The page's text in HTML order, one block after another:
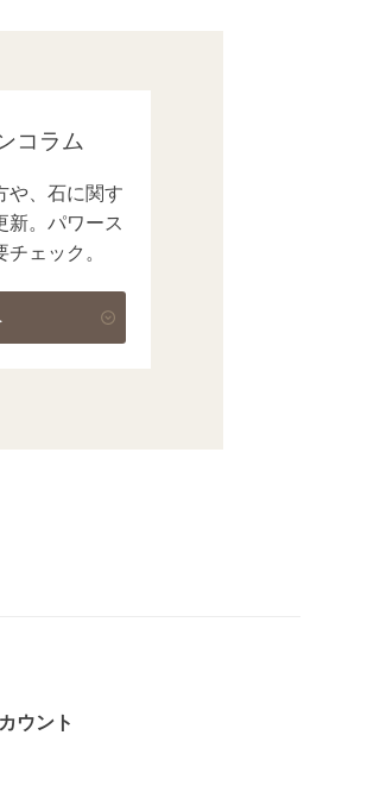
コラム
や、石に関す
新。パワース
チェック。
ウント